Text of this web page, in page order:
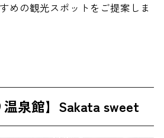
めの観光スポットをご提案しま
泉館】 Sakata sweet